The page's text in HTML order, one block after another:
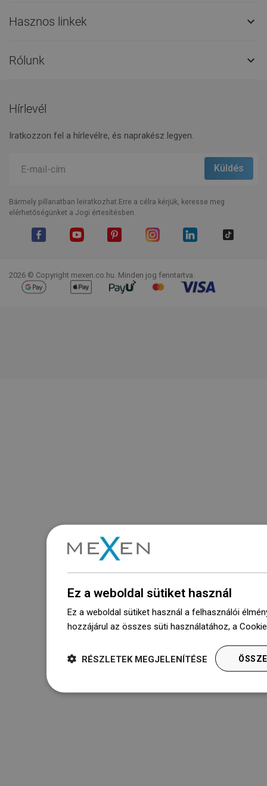
Hasznos linkek 
Rólunk 
Hírlevél
Iratkozzon fel a hírlevélre, és naprakész legyen.
Bármely pillanatban leiratkozhat.Erre a célra kérjük, keresse meg
elérhetőségünket a Jogi értesítésben.
2026 © Copyright mexen.co.hu. Minden jog fenntartva.
Ez a weboldal sütiket használ
Ez a weboldal sütiket használ a felhasználói
hozzájárul az összes süti használatához, a
RÉSZLETEK MEGJELENÍTÉSE